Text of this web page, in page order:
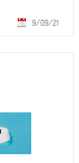
9/09/21